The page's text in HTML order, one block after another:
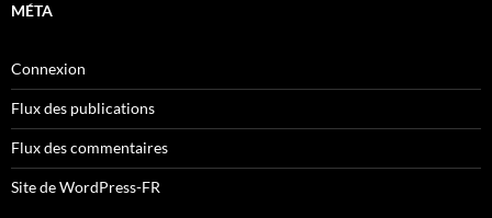
MÉTA
Connexion
Flux des publications
Flux des commentaires
Site de WordPress-FR